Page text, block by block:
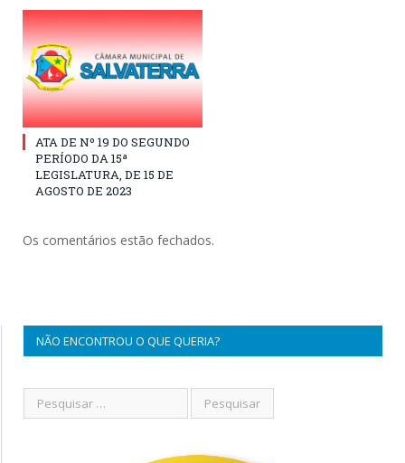
ATA DE Nº 19 DO SEGUNDO
PERÍODO DA 15ª
LEGISLATURA, DE 15 DE
AGOSTO DE 2023
Os comentários estão fechados.
NÃO ENCONTROU O QUE QUERIA?